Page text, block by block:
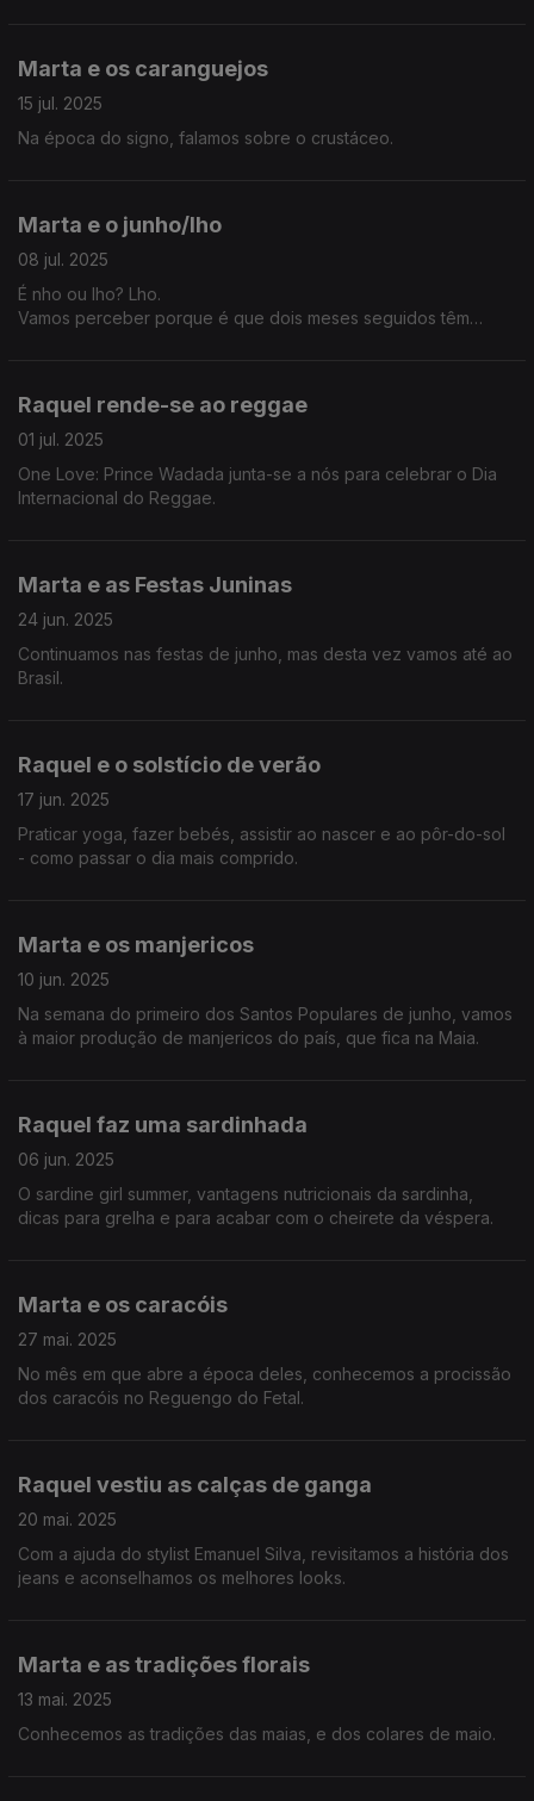
Marta e os caranguejos
15 jul. 2025
Na época do signo, falamos sobre o crustáceo.
Marta e o junho/lho
08 jul. 2025
É nho ou lho? Lho.
Vamos perceber porque é que dois meses seguidos têm
Raquel rende-se ao reggae
01 jul. 2025
One Love: Prince Wadada junta-se a nós para celebrar o Dia
Internacional do Reggae.
Marta e as Festas Juninas
24 jun. 2025
Continuamos nas festas de junho, mas desta vez vamos até ao
Brasil.
Raquel e o solstício de verão
17 jun. 2025
Praticar yoga, fazer bebés, assistir ao nascer e ao pôr-do-sol
- como passar o dia mais comprido.
Marta e os manjericos
10 jun. 2025
Na semana do primeiro dos Santos Populares de junho, vamos
à maior produção de manjericos do país, que fica na Maia.
Raquel faz uma sardinhada
06 jun. 2025
O sardine girl summer, vantagens nutricionais da sardinha,
dicas para grelha e para acabar com o cheirete da véspera.
Marta e os caracóis
27 mai. 2025
No mês em que abre a época deles, conhecemos a procissão
dos caracóis no Reguengo do Fetal.
Raquel vestiu as calças de ganga
20 mai. 2025
Com a ajuda do stylist Emanuel Silva, revisitamos a história dos
jeans e aconselhamos os melhores looks.
Marta e as tradições florais
13 mai. 2025
Conhecemos as tradições das maias, e dos colares de maio.